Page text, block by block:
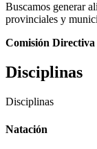
Buscamos generar
provinciales y
Comisión Directiva
Disciplinas
Disciplinas
Natación